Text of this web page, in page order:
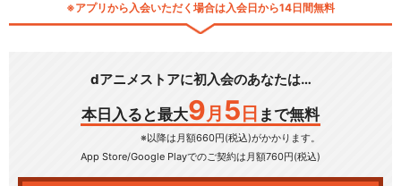
※アプリから入会いただく場合は入会日から14日間無料
dアニメストアに初入会のあなたは…
本日入ると最大9 月 5 日 まで無料
※以降は月額660円(税込)がかかります。
App Store/Google Playでのご契約は月額760円(税込)